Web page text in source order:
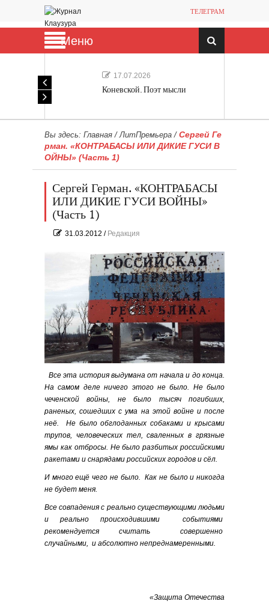
ТЕЛЕГРАМ
Меню
17.07.2026
Коневской. Поэт мысли
Вы здесь: Главная /ЛитПремьера / Сергей Ге
рман. «КОНТРАБАСЫ ИЛИ ДИКИЕ ГУСИ В
ОЙНЫ» (Часть 1)
Сергей Герман. «КОНТРАБАСЫ
ИЛИ ДИКИЕ ГУСИ ВОЙНЫ»
(Часть 1)
31.03.2012 / Редакция
Всеэта история выдумана от начала и до конца.
На самом деле ничего этого не было. Не было
чеченской войны, не было тысяч погибших,
раненых, сошедших с ума на этой войне и после
неё. Не было обглоданных собаками и крысами
трупов, человеческих тел, сваленных в грязные
ямы как отбросы. Не было разбитых российскими
ракетами и снарядами российских городов и сёл.
И много ещё чего не было. Как не было и никогда
не будет меня.
Все совпадения с реально существующими людьми
и реально происходившими событиями
рекомендуется считать совершенно
случайными, и абсолютно непреднамеренными.
«Защита Отечества